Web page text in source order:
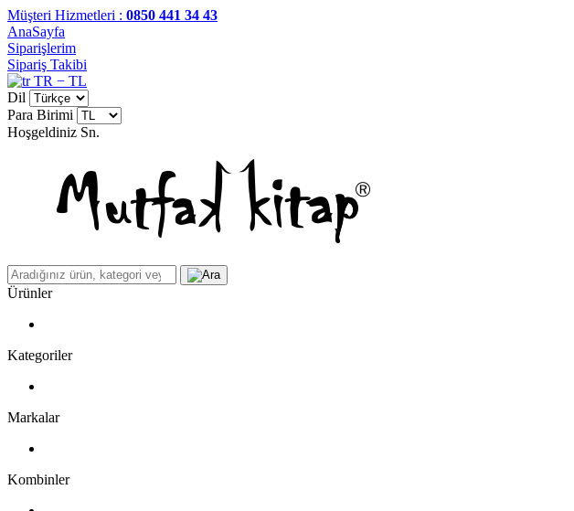
Müşteri Hizmetleri : 0850 441 34 43
AnaSayfa
Siparişlerim
Sipariş Takibi
TR − TL
Dil
Para Birimi
Hoşgeldiniz Sn.
Ürünler
Kategoriler
Markalar
Kombinler